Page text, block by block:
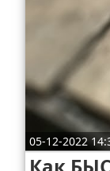
Своими руками
Отказ от
05-12-2022
Как